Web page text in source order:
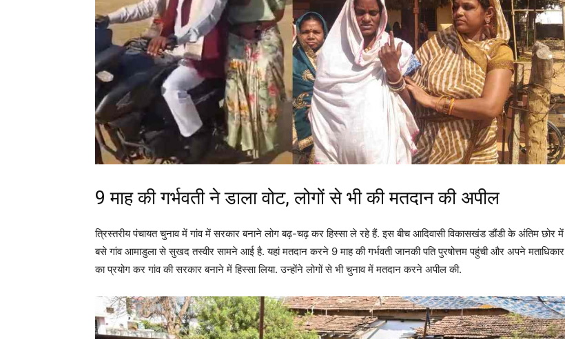
9 माह की गर्भवती ने डाला वोट, लोगों से भी की मतदान की अपील
त्रिस्तरीय पंचायत चुनाव में गांव में सरकार बनाने लोग बढ़-चढ़ कर हिस्सा ले रहे हैं. इस बीच आदिवासी विकासखंड डौंडी के अंतिम छोर में
बसे गांव आमाडुला से सुखद तस्वीर सामने आई है. यहां मतदान करने 9 माह की गर्भवती जानकी पति पुरषोत्तम पहुंची और अपने मताधिकार
का प्रयोग कर गांव की सरकार बनाने में हिस्सा लिया. उन्होंने लोगों से भी चुनाव में मतदान करने अपील की.